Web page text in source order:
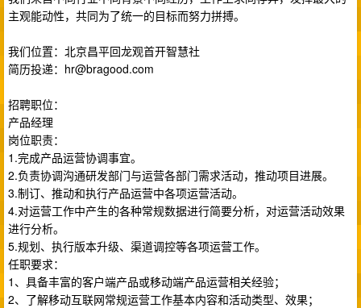
主观能动性，共同为了统一的目标而努力拼搏。
我们位置：北京昌平回龙观首开智慧社
简历投递： hr@bragood.com
招聘职位：
产品经理
岗位职责：
1.完成产品运营协调事宜。
2.负责协调沟通研发部门与运营各部门需求活动，推动项目进展。
3.制订、推动和执行产品运营中各项运营活动。
4.对运营工作中产生的各种常规数据进行简要分析，对运营活动效果
进行分析。
5.规划、执行版本升级、渠道调控等各项运营工作。
任职要求：
1、具备丰富的客户端产品或移动端产品运营相关经验；
2、了解移动互联网常规运营工作基本内容和活动类型、效果；